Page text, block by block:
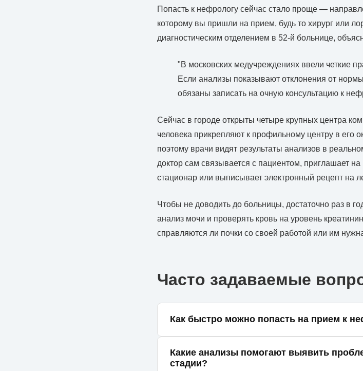
Попасть к нефрологу сейчас стало проще —
которому вы пришли на прием, будь то хирург или
диагностическим отделением в 52-й больнице,
"В московских медучреждениях ввели четкие
Если анализы показывают отклонения от
обязаны записать на очную консультацию к
Сейчас в городе открыты четыре крупных центра
человека прикрепляют к профильному центру в
поэтому врачи видят результаты анализов в
доктор сам связывается с пациентом, приглашает
стационар или выписывает электронный рецепт на
Чтобы не доводить до больницы, достаточно раз в
анализ мочи и проверять кровь на уровень
справляются ли почки со своей работой или им
Часто задаваемые
Как быстро можно попасть на прием к
должна быть предоставлена в течение 5 рабочих
Какие анализы помогают выявить
стадии?